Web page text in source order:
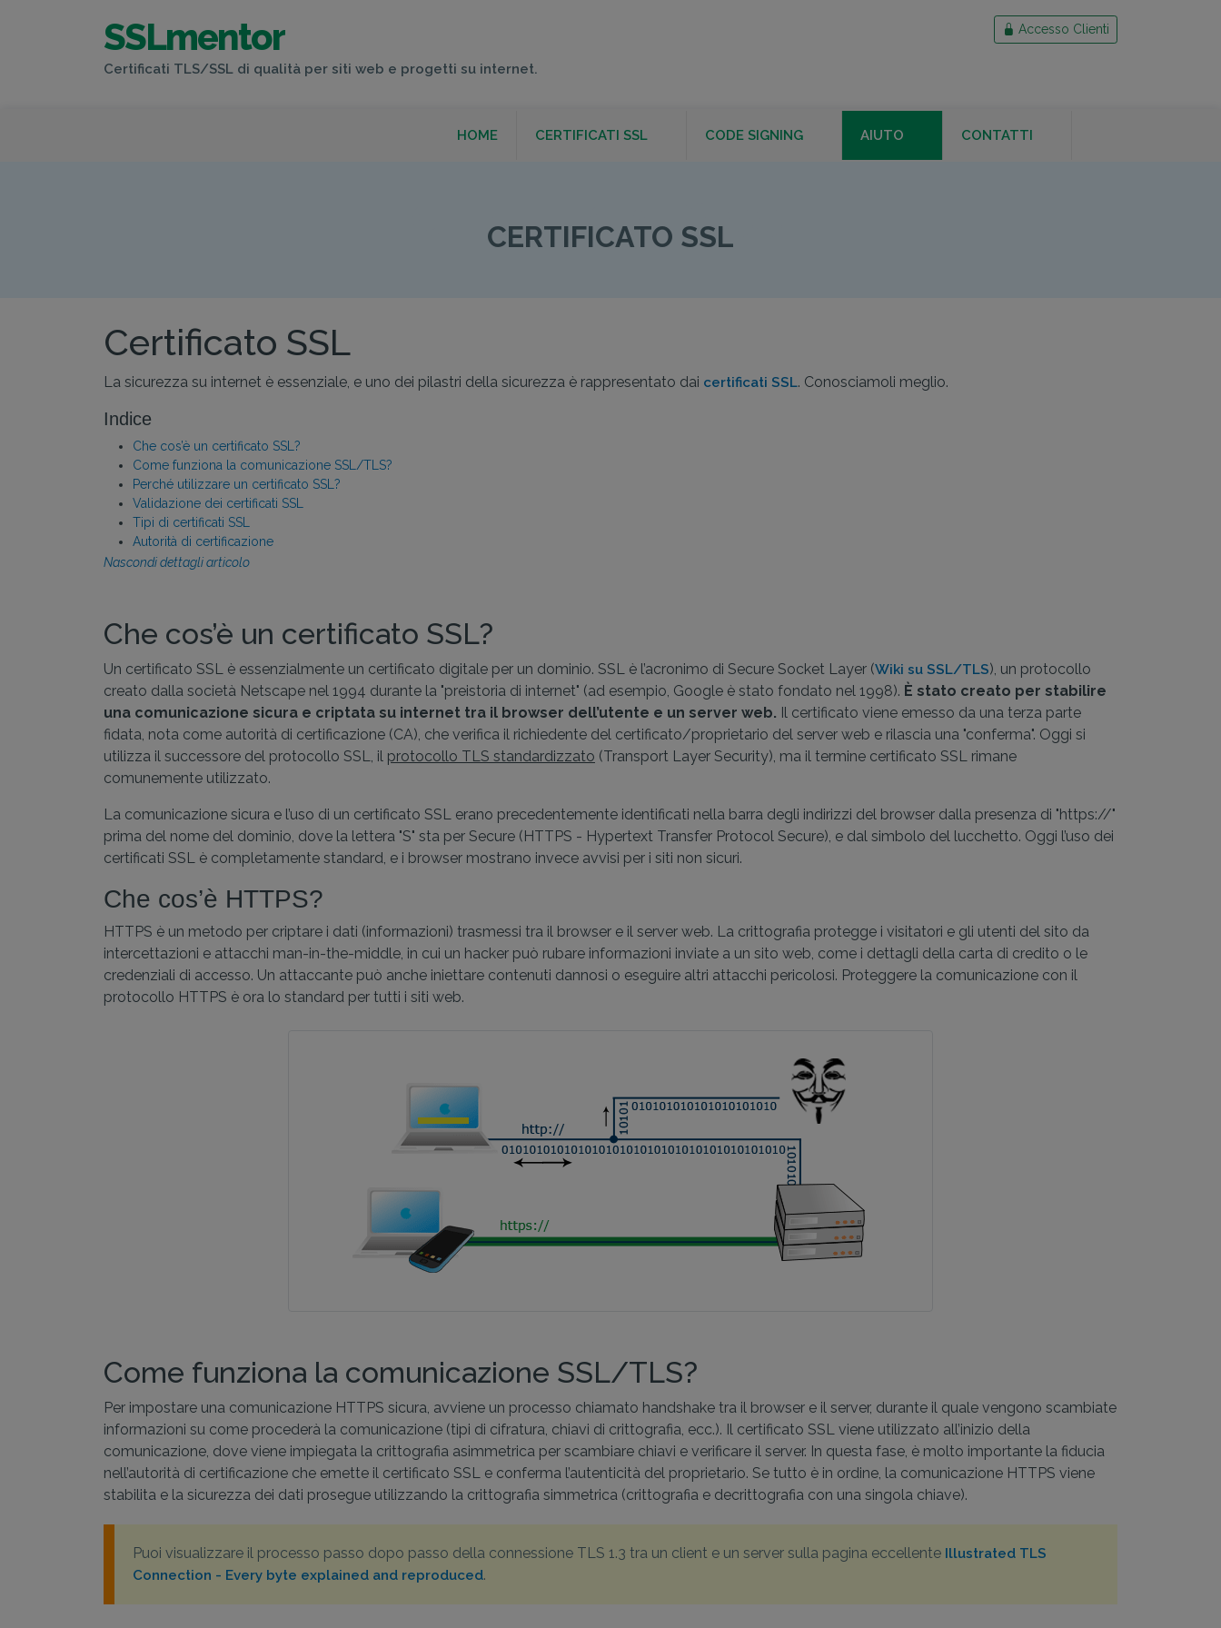
SSLmentor
Certificati TLS/SSL di qualità per siti web e progetti su internet.
Accesso Clienti
HOME CERTIFICATI SSL CODE SIGNING AIUTO CONTATTI
CERTIFICATO SSL
CERTIFICATO SSL
Certificato SSL
La sicurezza su internet è essenziale, e uno dei pilastri della sicurezza è rappresentato dai certificati SSL. Conosciamoli meglio.
Indice
Che cos’è un certificato SSL?
Come funziona la comunicazione SSL/TLS?
Perché utilizzare un certificato SSL?
Validazione dei certificati SSL
Tipi di certificati SSL
Autorità di certificazione
Nascondi dettagli articolo
Che cos’è un certificato SSL?
Un certificato SSL è essenzialmente un certificato digitale per un dominio. SSL è l’acronimo di Secure Socket Layer (Wiki su SSL/TLS), un protocollo
creato dalla società Netscape nel 1994 durante la "preistoria di internet" (ad esempio, Google è stato fondato nel 1998). È stato creato per stabilire
una comunicazione sicura e criptata su internet tra il browser dell’utente e un server web. Il certificato viene emesso da una terza parte
fidata, nota come autorità di certificazione (CA), che verifica il richiedente del certificato/proprietario del server web e rilascia una "conferma". Oggi si
utilizza il successore del protocollo SSL, il protocollo TLS standardizzato (Transport Layer Security), ma il termine certificato SSL rimane
comunemente utilizzato.
La comunicazione sicura e l’uso di un certificato SSL erano precedentemente identificati nella barra degli indirizzi del browser dalla presenza di "https://"
prima del nome del dominio, dove la lettera "S" sta per Secure (HTTPS - Hypertext Transfer Protocol Secure), e dal simbolo del lucchetto. Oggi l’uso dei
certificati SSL è completamente standard, e i browser mostrano invece avvisi per i siti non sicuri.
Che cos’è HTTPS?
HTTPS è un metodo per criptare i dati (informazioni) trasmessi tra il browser e il server web. La crittografia protegge i visitatori e gli utenti del sito da
intercettazioni e attacchi man-in-the-middle, in cui un hacker può rubare informazioni inviate a un sito web, come i dettagli della carta di credito o le
credenziali di accesso. Un attaccante può anche iniettare contenuti dannosi o eseguire altri attacchi pericolosi. Proteggere la comunicazione con il
protocollo HTTPS è ora lo standard per tutti i siti web.
Come funziona la comunicazione SSL/TLS?
Per impostare una comunicazione HTTPS sicura, avviene un processo chiamato handshake tra il browser e il server, durante il quale vengono scambiate
informazioni su come procederà la comunicazione (tipi di cifratura, chiavi di crittografia, ecc.). Il certificato SSL viene utilizzato all’inizio della
comunicazione, dove viene impiegata la crittografia asimmetrica per scambiare chiavi e verificare il server. In questa fase, è molto importante la fiducia
nell’autorità di certificazione che emette il certificato SSL e conferma l’autenticità del proprietario. Se tutto è in ordine, la comunicazione HTTPS viene
stabilita e la sicurezza dei dati prosegue utilizzando la crittografia simmetrica (crittografia e decrittografia con una singola chiave).
Puoi visualizzare il processo passo dopo passo della connessione TLS 1.3 tra un client e un server sulla pagina eccellente Illustrated TLS
Connection - Every byte explained and reproduced.